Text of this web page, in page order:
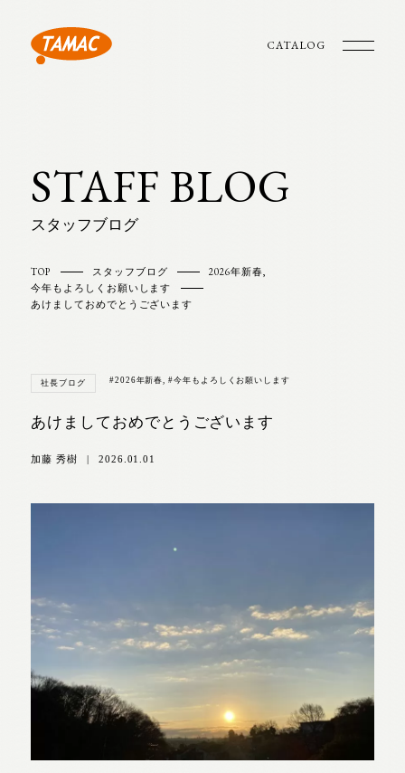
CATALOG
STAFF BLOG
スタッフブログ
TOP スタッフブログ 2026年新春,
今年もよろしくお願いします
あけましておめでとうございます
社長ブログ #2026年新春,#今年もよろしくお願いします
あけましておめでとうございます
加藤 秀樹 | 2026.01.01